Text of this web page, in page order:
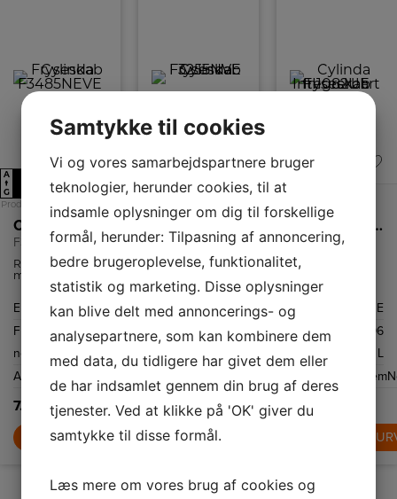
A
↑
G
Produktdatablad
F3485NEVE
Rummelig fryser
med automatisk
afrimning og
liter.
Energiklasse
E
Frysekapacitet
netto
280
Afrimningssystem
7.999,-
LÆG I KURV
↑
G
E
Produktdatablad
Cylinda Fryseskab
F3255NVE
Fritstående
Cylinda med
automatisk
afrimning og 226
liter
frysevolumen.
Energiklasse
E
Frysekapacitet
netto
226
7.399,-
LÆG I KURV
↑
G
Produktdatablad
Cylinda Integrerbart fryseskab
FI1082UE
Fryseren har
skuffer, der gør,
at du nemt kan
opbevare
forskellige typer
mad. Med en
samlet volumen
på 96 liter
tilbyder FI1082UE
masser af plads
til at holde dine
dagligvarer friske
og organiserede.
Energiklasse
E
Frysekapacitet
netto
96
L
Afrimningssystem
5.499,-
LÆG I
Samtykke til cookies
Vi og vores samarbejdspartnere bruger
teknologier, herunder cookies, til at
indsamle oplysninger om dig til forskellige
formål, herunder: Tilpasning af annoncering,
bedre brugeroplevelse, funktionalitet,
statistik og marketing. Disse oplysninger
kan blive delt med annoncerings- og
analysepartnere, som kan kombinere dem
med data, du tidligere har givet dem eller
de har indsamlet gennem din brug af deres
tjenester. Ved at klikke på 'OK' giver du
samtykke til disse formål.
Læs mere om vores brug af cookies og